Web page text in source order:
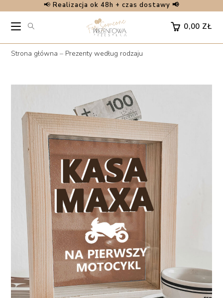
content
📢 Realizacja ok 48h + czas dostawy 📢
0,00 ZŁ
Strona główna – Prezenty według rodzaju